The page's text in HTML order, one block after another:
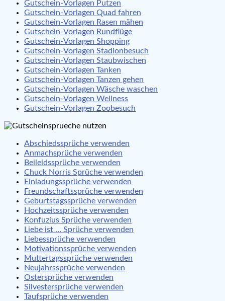
Gutschein-Vorlagen Putzen
Gutschein-Vorlagen Quad fahren
Gutschein-Vorlagen Rasen mähen
Gutschein-Vorlagen Rundflüge
Gutschein-Vorlagen Shopping
Gutschein-Vorlagen Stadionbesuch
Gutschein-Vorlagen Staubwischen
Gutschein-Vorlagen Tanken
Gutschein-Vorlagen Tanzen gehen
Gutschein-Vorlagen Wäsche waschen
Gutschein-Vorlagen Wellness
Gutschein-Vorlagen Zoobesuch
Abschiedssprüche verwenden
Anmachsprüche verwenden
Beileidssprüche verwenden
Chuck Norris Sprüche verwenden
Einladungssprüche verwenden
Freundschaftssprüche verwenden
Geburtstagssprüche verwenden
Hochzeitssprüche verwenden
Konfuzius Sprüche verwenden
Liebe ist … Sprüche verwenden
Liebessprüche verwenden
Motivationssprüche verwenden
Muttertagssprüche verwenden
Neujahrssprüche verwenden
Ostersprüche verwenden
Silvestersprüche verwenden
Taufsprüche verwenden